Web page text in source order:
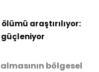
araştırılıyor:
bölgesel